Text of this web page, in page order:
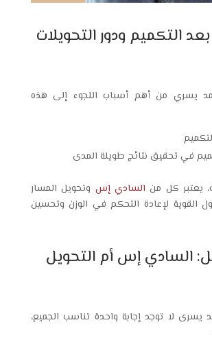
بعد التكميم ودور التحويلات
يسري من أهم أسباب اللجوء إلى هذه
في تحقيق نتائج طويلة المدى
يعتبر كل من السادي إس وتحويل المسار
القوية لإعادة التحكم في الوزن وتحسين
السادي إس أم التحويل
يسرى لا توجد إجابة واحدة تناسب الجميع،